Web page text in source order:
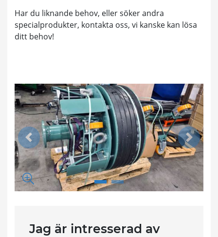
Har du liknande behov, eller söker andra
specialprodukter, kontakta oss, vi kanske kan lösa
ditt behov!
Förstora bildspel
Previous Next
Jag är intresserad av